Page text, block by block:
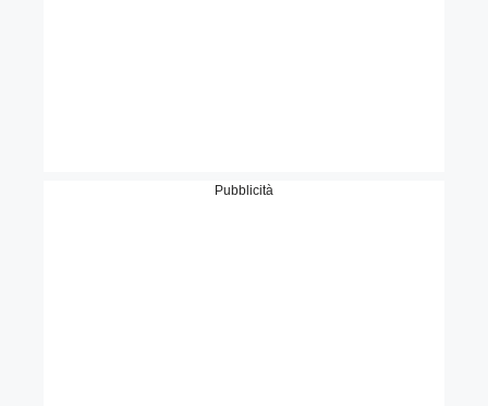
Pubblicità